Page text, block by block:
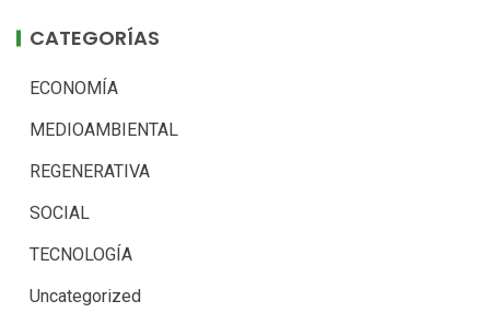
CATEGORÍAS
ECONOMÍA
MEDIOAMBIENTAL
REGENERATIVA
SOCIAL
TECNOLOGÍA
Uncategorized